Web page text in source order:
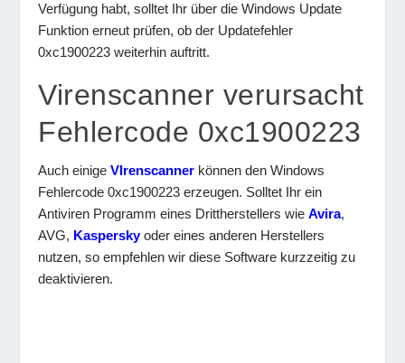
Verfügung habt, solltet Ihr über die Windows Update
Funktion erneut prüfen, ob der Updatefehler
0xc1900223 weiterhin auftritt.
Virenscanner verursacht
Fehlercode 0xc1900223
Auch einigeVIrenscanner können den Windows
Fehlercode 0xc1900223 erzeugen. Solltet Ihr ein
Antiviren Programm eines Drittherstellers wieAvira,
AVG, Kasperskyoder eines anderen Herstellers
nutzen, so empfehlen wir diese Software kurzzeitig zu
deaktivieren.